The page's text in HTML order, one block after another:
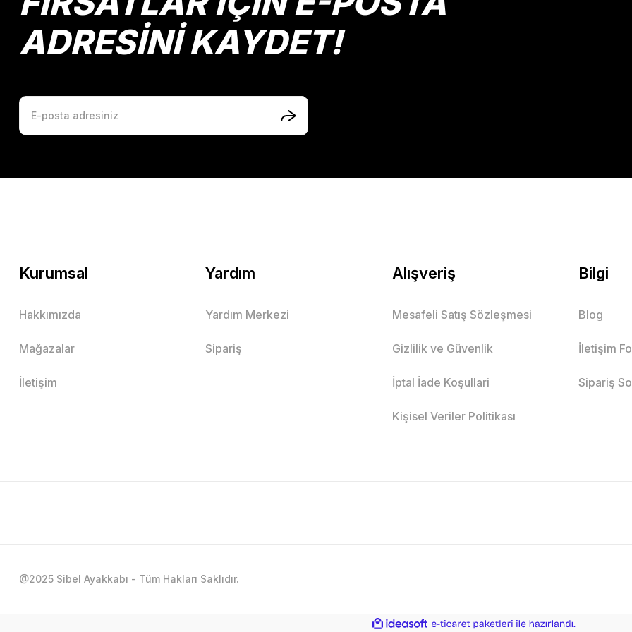
ADRESİNİ KAYDET!
Kurumsal
Hakkımızda
Mağazalar
İletişim
Yardım
Yardım Merkezi
Sipariş
Alışveriş
Mesafeli Satış Sözleşmesi
Gizlilik ve Güvenlik
İptal İade Koşullari
Kişisel Veriler Politikası
Bilgi
Blog
İletişim
Sipariş
@2025 Sibel Ayakkabı - Tüm Hakları Saklıdır.
ideasoft
e-